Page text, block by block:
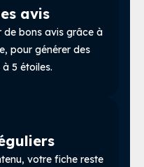
avis
de bons avis grâce à
pour générer des
5 étoiles.
votre fiche reste